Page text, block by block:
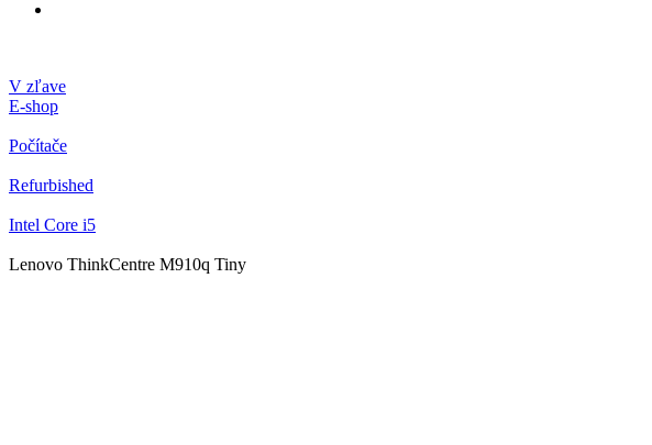
V zľave
E-shop
Počítače
Refurbished
Intel Core i5
Lenovo ThinkCentre M910q Tiny